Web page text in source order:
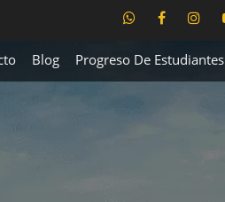
Blog Progreso De Estudiantes